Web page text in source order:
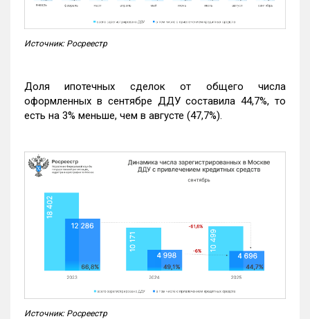
Источник: Росреестр
Доля ипотечных сделок от общего числа
оформленных в сентябре ДДУ составила 44,7%, то
есть на 3% меньше, чем в августе (47,7%).
Источник: Росреестр